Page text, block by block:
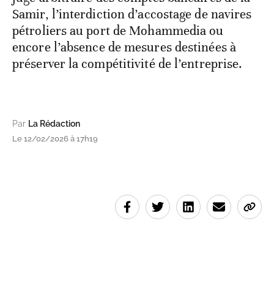
Samir, l’interdiction d’accostage de navires
pétroliers au port de Mohammedia ou
encore l’absence de mesures destinées à
préserver la compétitivité de l’entreprise.
Par La Rédaction
Le 12/02/2026 à 17h19